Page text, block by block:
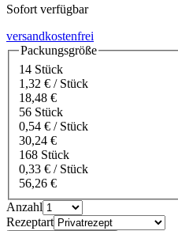
Sofort verfügbar
versandkostenfrei
Packungsgröße
14 Stück
1,32 € / Stück
18,48 €
56 Stück
0,54 € / Stück
30,24 €
168 Stück
0,33 € / Stück
56,26 €
Anzahl
Rezeptart